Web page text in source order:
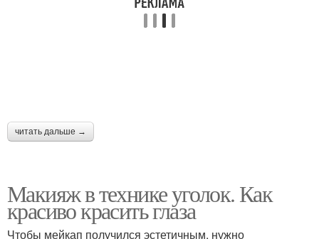
читать дальше →
Макияж в технике уголок. Как
красиво красить глаза
Чтобы мейкап получился эстетичным, нужно